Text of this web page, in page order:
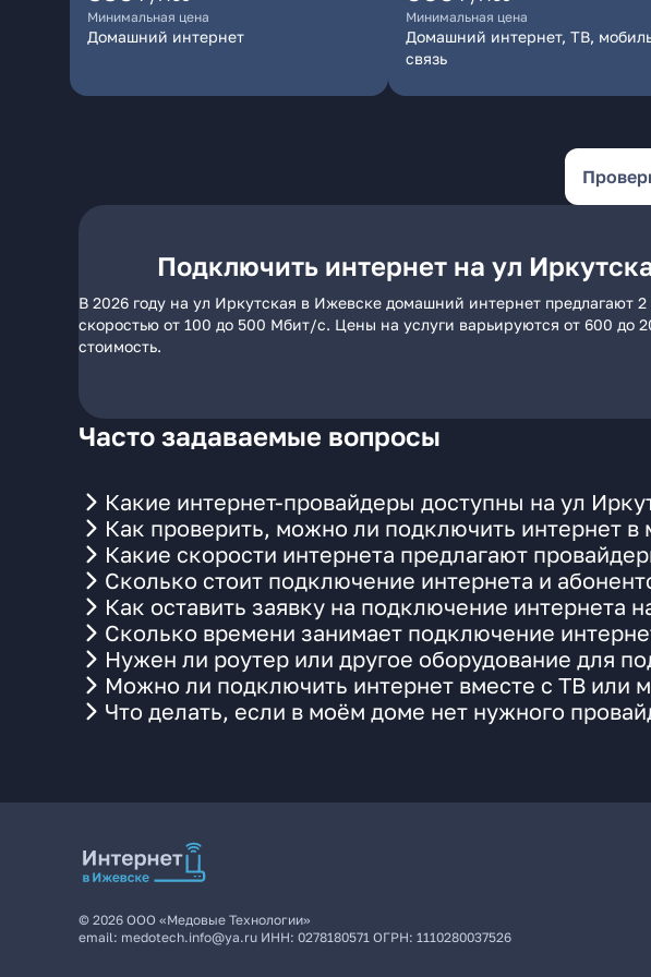
Минимальная цена
Домашний интернет
Минимальная цена
Домашний интернет, ТВ,
связь
Подключить интернет на ул
В 2026 году на ул Иркутская в Ижевске домашний интернет
скоростью от 100 до 500 Мбит/с. Цены на услуги варьируются от 600
стоимость.
Часто задаваемые вопросы
Какие интернет-провайдеры доступны на ул
Как проверить, можно ли подключить интернет в
Какие скорости интернета предлагают
Сколько стоит подключение интернета и
Как оставить заявку на подключение интернета
Сколько времени занимает подключение
Нужен ли роутер или другое оборудование для
Можно ли подключить интернет вместе с ТВ или
Что делать, если в моём доме нет нужного
© 2026 ООО «Медовые Технологии»
email: medotech.info@ya.ru ИНН: 0278180571 ОГРН: 1110280037526